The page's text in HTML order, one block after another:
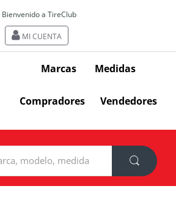
Bienvenido a TireClub
MI CUENTA
Marcas Medidas
Compradores Vendedores